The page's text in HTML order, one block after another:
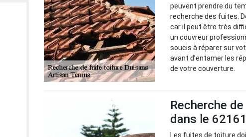
peuvent prendre du
recherche des fuites.
car il peut être très
un couvreur
soucis à réparer sur
avant d’entamer les
de votre couverture.
Recherche
dans le
Les fuites de toiture